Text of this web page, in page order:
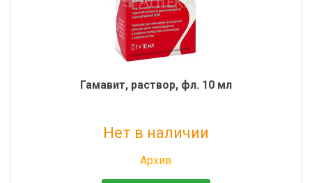
Гамавит, раствор, фл. 10 мл
Нет в наличии
Архив